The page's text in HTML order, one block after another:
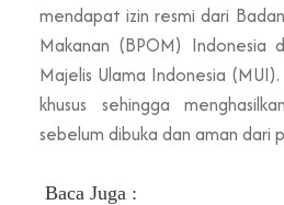
mendapat izin resmi dari
Makanan (BPOM) Indonesia
Majelis Ulama Indonesia
khusus sehingga
sebelum dibuka dan aman dari
Baca Juga :